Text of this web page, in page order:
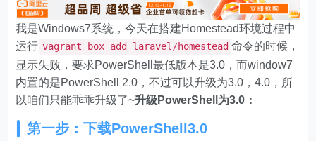
我是Windows7系统，今天在搭建Homestead环境过程中
运行 vagrant box add laravel/homestead 命令的时候，
显示失败，要求PowerShell最低版本是3.0，而window7
内置的是PowerShell 2.0，不过可以升级为3.0，4.0，所
以咱们只能乖乖升级了~升级PowerShell为3.0：
第一步：下载PowerShell3.0